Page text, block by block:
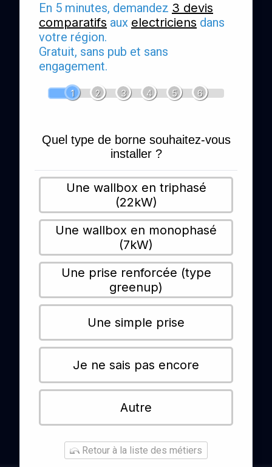
En 5 minutes, demandez 3 devis
comparatifs aux electriciens dans
votre région.
Gratuit, sans pub et sans
engagement.
1 2 3 4 5 6
Quel type de borne souhaitez-vous
installer ?
Une wallbox en triphasé
(22kW)
Une wallbox en monophasé
(7kW)
Une prise renforcée (type
greenup)
Une simple prise
Je ne sais pas encore
Autre
Retour à la liste des métiers